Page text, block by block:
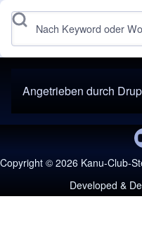
Search
Angetrieben durch
Copyright © 2026 Kanu-Club-
Developed &